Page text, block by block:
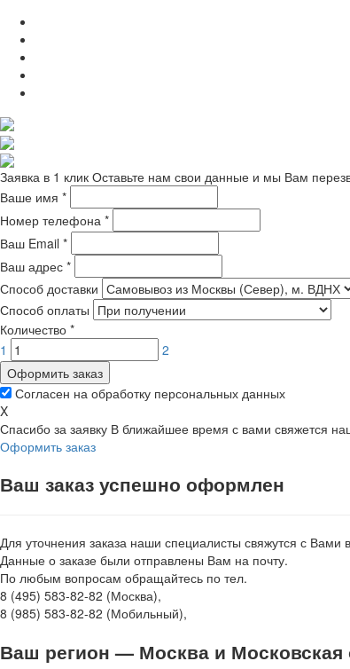
Заявка в 1 клик Оставьте нам свои данные и мы Вам
Ваше имя *
Номер телефона *
Ваш Email *
Ваш адрес *
Способ доставки
Способ оплаты
Количество *
1
2
Оформить заказ
Согласен на обработку персональных данных
X
Спасибо за заявку В ближайшее время с вами свяжется
Оформить заказ
Ваш заказ успешно оформлен
Для уточнения заказа наши специалисты свяжутся с
Данные о заказе были отправлены Вам на почту.
По любым вопросам обращайтесь по тел.
8 (495) 583-82-82 (Москва),
8 (985) 583-82-82 (Мобильный),
Ваш регион — Москва и Московская